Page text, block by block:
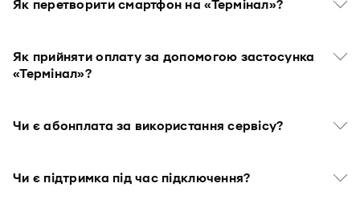
Як перетворити смартфон на «Термінал»?
Як прийняти оплату за допомогою застосунка
«Термінал»?
Чи є абонплата за використання сервісу?
Чи є підтримка під час підключення?